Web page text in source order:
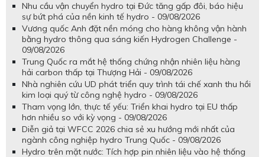
Nhu cầu vận chuyển hydro tại Đức tăng gấp đôi, báo hiệu
sự bứt phá của nền kinh tế hydro - 09/08/2026
Vương quốc Anh đặt nền móng cho hàng không vận hành
bằng hydro thông qua sáng kiến Hydrogen Challenge -
09/08/2026
Trung Quốc ra mắt hệ thống chứng nhận nhiên liệu hàng
hải carbon thấp tại Thượng Hải - 09/08/2026
Nhà nghiên cứu UD phát triển quy trình tái chế xanh thu hồi
kim loại quý từ công nghệ hydro - 09/08/2026
Tham vọng lớn, thực tế yếu: Triển khai hydro tại EU thấp
hơn nhiều so với kỳ vọng - 09/08/2026
Diễn giả tại WFCC 2026 chia sẻ xu hướng mới nhất của
ngành công nghiệp hydro Trung Quốc - 09/08/2026
Hydro trên mặt nước: Tích hợp pin nhiên liệu vào hệ thống